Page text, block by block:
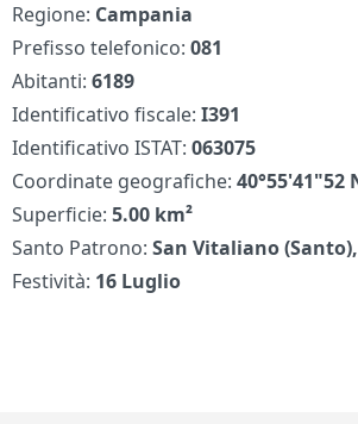
Regione: Campania
Prefisso telefonico:081
Abitanti:6189
Identificativo fiscale:I391
Identificativo ISTAT:063075
Coordinate geografiche:40°55'41"52
Superficie:5.00 km²
Santo Patrono:San Vitaliano
Festività: 16 Luglio